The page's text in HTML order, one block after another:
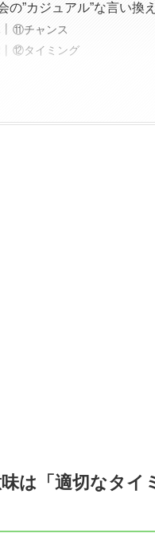
の”カジュアル”な言い換
⑪チャンス
⑫タイミング
は「適切なタイ